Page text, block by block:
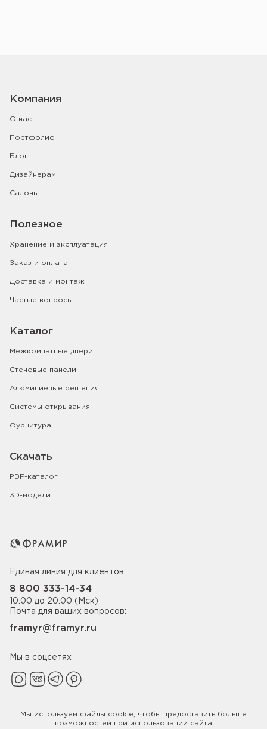
Компания
О нас
Портфолио
Блог
Дизайнерам
Салоны
Полезное
Хранение и эксплуатация
Заказ и оплата
Доставка и монтаж
Частые вопросы
Каталог
Межкомнатные двери
Стеновые панели
Алюминиевые решения
Системы открывания
Фурнитура
Скачать
PDF-каталог
3D-модели
Единая линия для клиентов:
8 800 333-14-34
10:00 до 20:00 (Мск)
Почта для ваших вопросов:
framyr@framyr.ru
Мы в соцсетях
Политика конфиденциальности
Мы используем файлы cookie , чтобы предоставить больше
возможностей при использовании сайта